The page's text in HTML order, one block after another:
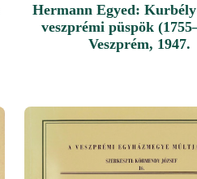
Hermann Egyed:
veszprémi püspök
Veszprém, 1947.